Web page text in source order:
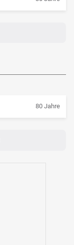
80 Jahre